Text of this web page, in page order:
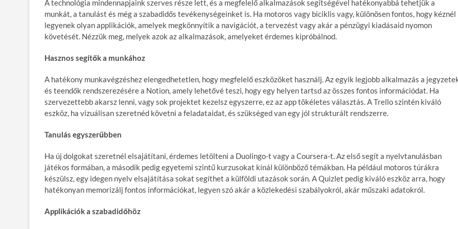
A technológia mindennapjaink szerves része lett, és a megfelelő alkalmazások segítségével hatékonyabbá tehetjük a
munkát, a tanulást és még a szabadidős tevékenységeinket is. Ha motoros vagy biciklis vagy, különösen fontos, hogy kéznél
legyenek olyan applikációk, amelyek megkönnyítik a navigációt, a tervezést vagy akár a pénzügyi kiadásaid nyomon
követését. Nézzük meg, melyek azok az alkalmazások, amelyeket érdemes kipróbálnod.
Hasznos segítők a munkához
A hatékony munkavégzéshez elengedhetetlen, hogy megfelelő eszközöket használj. Az egyik legjobb alkalmazás a
és teendők rendszerezésére a Notion, amely lehetővé teszi, hogy egy helyen tartsd az összes fontos információdat. Ha
szervezettebb akarsz lenni, vagy sok projektet kezelsz egyszerre, ez az app tökéletes választás. A Trello szintén kiváló
eszköz, ha vizuálisan szeretnéd követni a feladataidat, és szükséged van egy jól strukturált rendszerre.
Tanulás egyszerűbben
Ha új dolgokat szeretnél elsajátítani, érdemes letölteni a Duolingo-t vagy a Coursera-t. Az első segít a nyelvtanulásban
játékos formában, a második pedig egyetemi szintű kurzusokat kínál különböző témákban. Ha például motoros túrákra
készülsz, egy idegen nyelv elsajátítása sokat segíthet a külföldi utazások során. A Quizlet pedig kiváló eszköz arra, hogy
hatékonyan memorizálj fontos információkat, legyen szó akár a közlekedési szabályokról, akár műszaki adatokról.
Applikációk a szabadidőhöz